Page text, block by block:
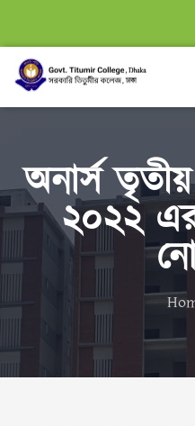
অনার্স
২০২২